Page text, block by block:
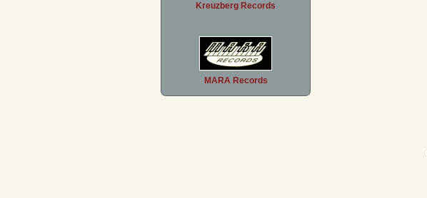
Kreuzberg Records
MARA Records